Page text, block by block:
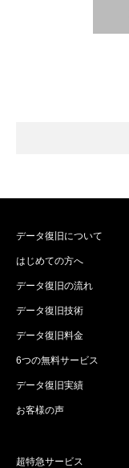
データ復旧について
はじめての方へ
データ復旧の流れ
データ復旧技術
データ復旧料金
6つの無料サービス
データ復旧実績
お客様の声
超特急サービス